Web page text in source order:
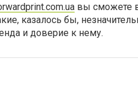
вы сможете
казалось бы,
и доверие к нему.